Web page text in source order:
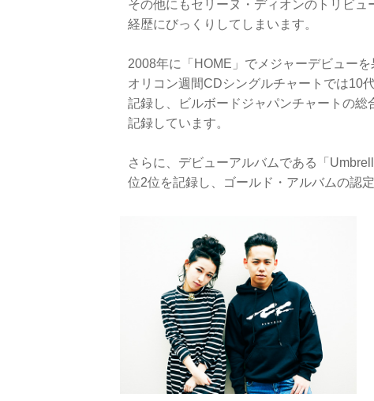
その他にもセリーヌ・ディオンのトリビ
経歴にびっくりしてしまいます。
2008年に「HOME」でメジャーデビューを
オリコン週間CDシングルチャートでは10
記録し、ビルボードジャパンチャートの
記録しています。
さらに、デビューアルバムである「
位2位を記録し、ゴールド・アルバムの認